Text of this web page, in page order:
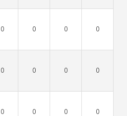
0 0 0 0
0 0 0 0
0 0 0 0